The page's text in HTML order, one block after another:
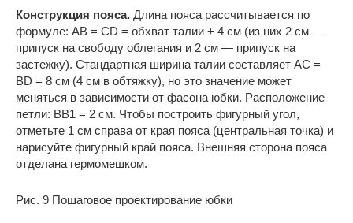
Конструкция пояса. Длина пояса рассчитывается по
формуле: AB = CD = обхват талии + 4 см (из них 2 см —
припуск на свободу облегания и 2 см — припуск на
застежку). Стандартная ширина талии составляет AC =
BD = 8 см (4 см в обтяжку), но это значение может
меняться в зависимости от фасона юбки. Расположение
петли: BB1 = 2 см. Чтобы построить фигурный угол,
отметьте 1 см справа от края пояса (центральная точка) и
нарисуйте фигурный край пояса. Внешняя сторона пояса
отделана гермомешком.
Рис. 9 Пошаговое проектирование юбки